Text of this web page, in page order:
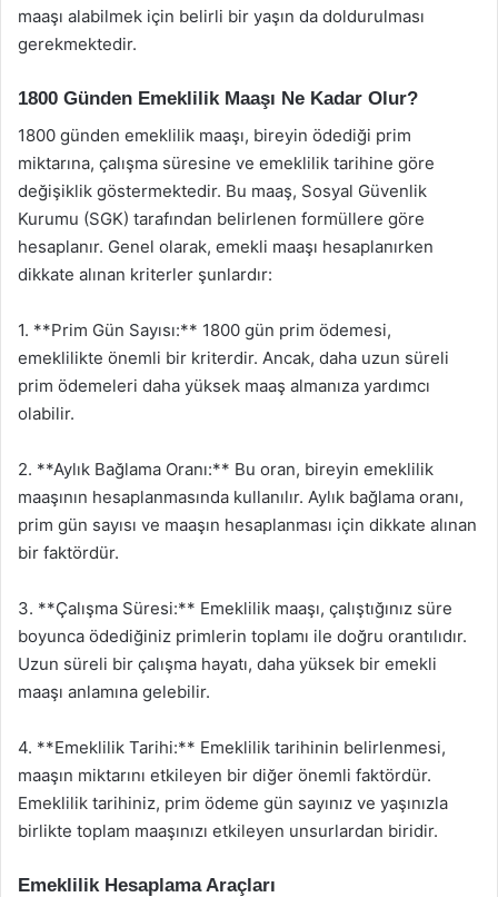
maaşı alabilmek için belirli bir yaşın da doldurulması
gerekmektedir.
1800 Günden Emeklilik Maaşı Ne Kadar Olur?
1800 günden emeklilik maaşı, bireyin ödediği prim
miktarına, çalışma süresine ve emeklilik tarihine göre
değişiklik göstermektedir. Bu maaş, Sosyal Güvenlik
Kurumu (SGK) tarafından belirlenen formüllere göre
hesaplanır. Genel olarak, emekli maaşı hesaplanırken
dikkate alınan kriterler şunlardır:
1. **Prim Gün Sayısı:** 1800 gün prim ödemesi,
emeklilikte önemli bir kriterdir. Ancak, daha uzun süreli
prim ödemeleri daha yüksek maaş almanıza yardımcı
olabilir.
2. **Aylık Bağlama Oranı:** Bu oran, bireyin emeklilik
maaşının hesaplanmasında kullanılır. Aylık bağlama oranı,
prim gün sayısı ve maaşın hesaplanması için dikkate alınan
bir faktördür.
3. **Çalışma Süresi:** Emeklilik maaşı, çalıştığınız süre
boyunca ödediğiniz primlerin toplamı ile doğru orantılıdır.
Uzun süreli bir çalışma hayatı, daha yüksek bir emekli
maaşı anlamına gelebilir.
4. **Emeklilik Tarihi:** Emeklilik tarihinin belirlenmesi,
maaşın miktarını etkileyen bir diğer önemli faktördür.
Emeklilik tarihiniz, prim ödeme gün sayınız ve yaşınızla
birlikte toplam maaşınızı etkileyen unsurlardan biridir.
Emeklilik Hesaplama Araçları